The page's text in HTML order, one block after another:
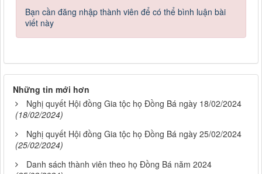
Bạn cần đăng nhập thành viên để có thể bình luận bài
viết này
Những tin mới hơn
Nghị quyết Hội đồng Gia tộc họ Đồng Bá ngày 18/02/2024
(18/02/2024)
Nghị quyết Hội đồng Gia tộc họ Đồng Bá ngày 25/02/2024
(25/02/2024)
Danh sách thành viên theo họ Đồng Bá năm 2024